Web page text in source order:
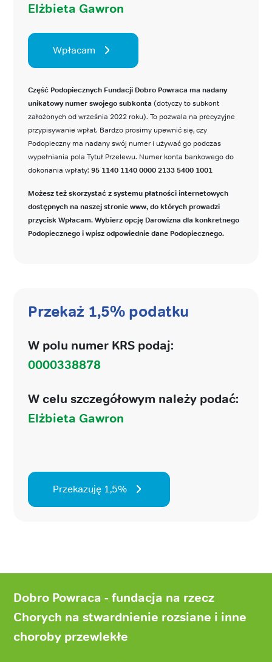
Elżbieta Gawron
Wpłacam
Część Podopiecznych Fundacji Dobro Powraca ma nadany
unikatowy numer swojego subkonta (dotyczy to subkont
założonych od września 2022 roku). To pozwala na precyzyjne
przypisywanie wpłat. Bardzo prosimy upewnić się, czy
Podopieczny ma nadany swój numer i używać go podczas
wypełniania pola Tytuł Przelewu. Numer konta bankowego do
dokonania wpłaty: 95 1140 1140 0000 2133 5400 1001
Możesz też skorzystać z systemu płatności internetowych
dostępnych na naszej stronie www, do których prowadzi
przycisk Wpłacam. Wybierz opcję Darowizna dla konkretnego
Podopiecznego i wpisz odpowiednie dane Podopiecznego.
Przekaż 1,5% podatku
W polu numer KRS podaj:
0000338878
W celu szczegółowym należy podać:
Elżbieta Gawron
Przekazuję 1,5%
stronyDobro Powraca - fundacja na rzecz
Chorych na stwardnienie rozsiane i inne
choroby przewlekłe